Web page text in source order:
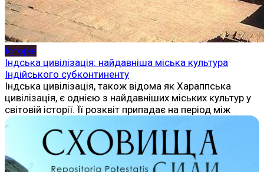
Історія
Індська цивілізація: найдавніша міська культура
Індійського субконтиненту
Індська цивілізація, також відома як Хараппська
цивілізація, є однією з найдавніших міських культур у
світовій історії. Її розквіт припадає на період між